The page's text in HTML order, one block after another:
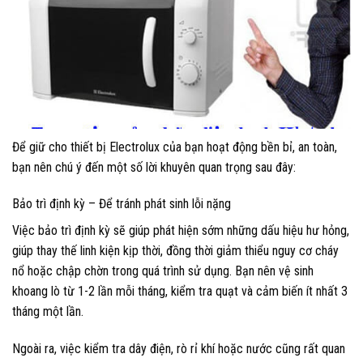
Để giữ cho thiết bị Electrolux của bạn hoạt động bền bỉ, an toàn,
bạn nên chú ý đến một số lời khuyên quan trọng sau đây:
Bảo trì định kỳ – Để tránh phát sinh lỗi nặng
Việc bảo trì định kỳ sẽ giúp phát hiện sớm những dấu hiệu hư hỏng,
giúp thay thế linh kiện kịp thời, đồng thời giảm thiểu nguy cơ cháy
nổ hoặc chập chờn trong quá trình sử dụng. Bạn nên vệ sinh
khoang lò từ 1-2 lần mỗi tháng, kiểm tra quạt và cảm biến ít nhất 3
tháng một lần.
Ngoài ra, việc kiểm tra dây điện, rò rỉ khí hoặc nước cũng rất quan